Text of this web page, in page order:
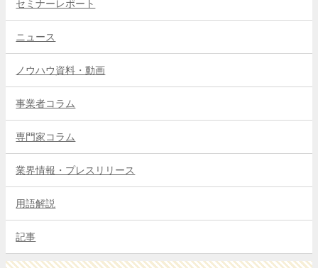
セミナーレポート
ニュース
ノウハウ資料・動画
事業者コラム
専門家コラム
業界情報・プレスリリース
用語解説
記事